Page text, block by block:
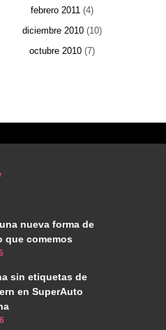
febrero 2011 (4)
diciembre 2010 (10)
octubre 2010 (7)
nueva forma de
que comemos
sin etiquetas de
en SuperAuto